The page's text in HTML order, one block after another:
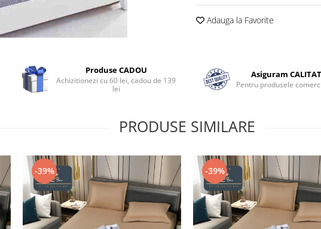
Facebook
Adauga la Favorite
Produse CADOU
Achizitionezi cu 60 lei, cadou de 139
lei
Asiguram
Pentru produsele
PRODUSE SIMILARE
-39% -39%